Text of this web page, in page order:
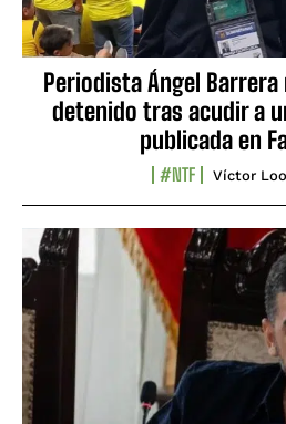
Periodista Ángel
detenido tras acudir a
publicada en
#NTF Víctor